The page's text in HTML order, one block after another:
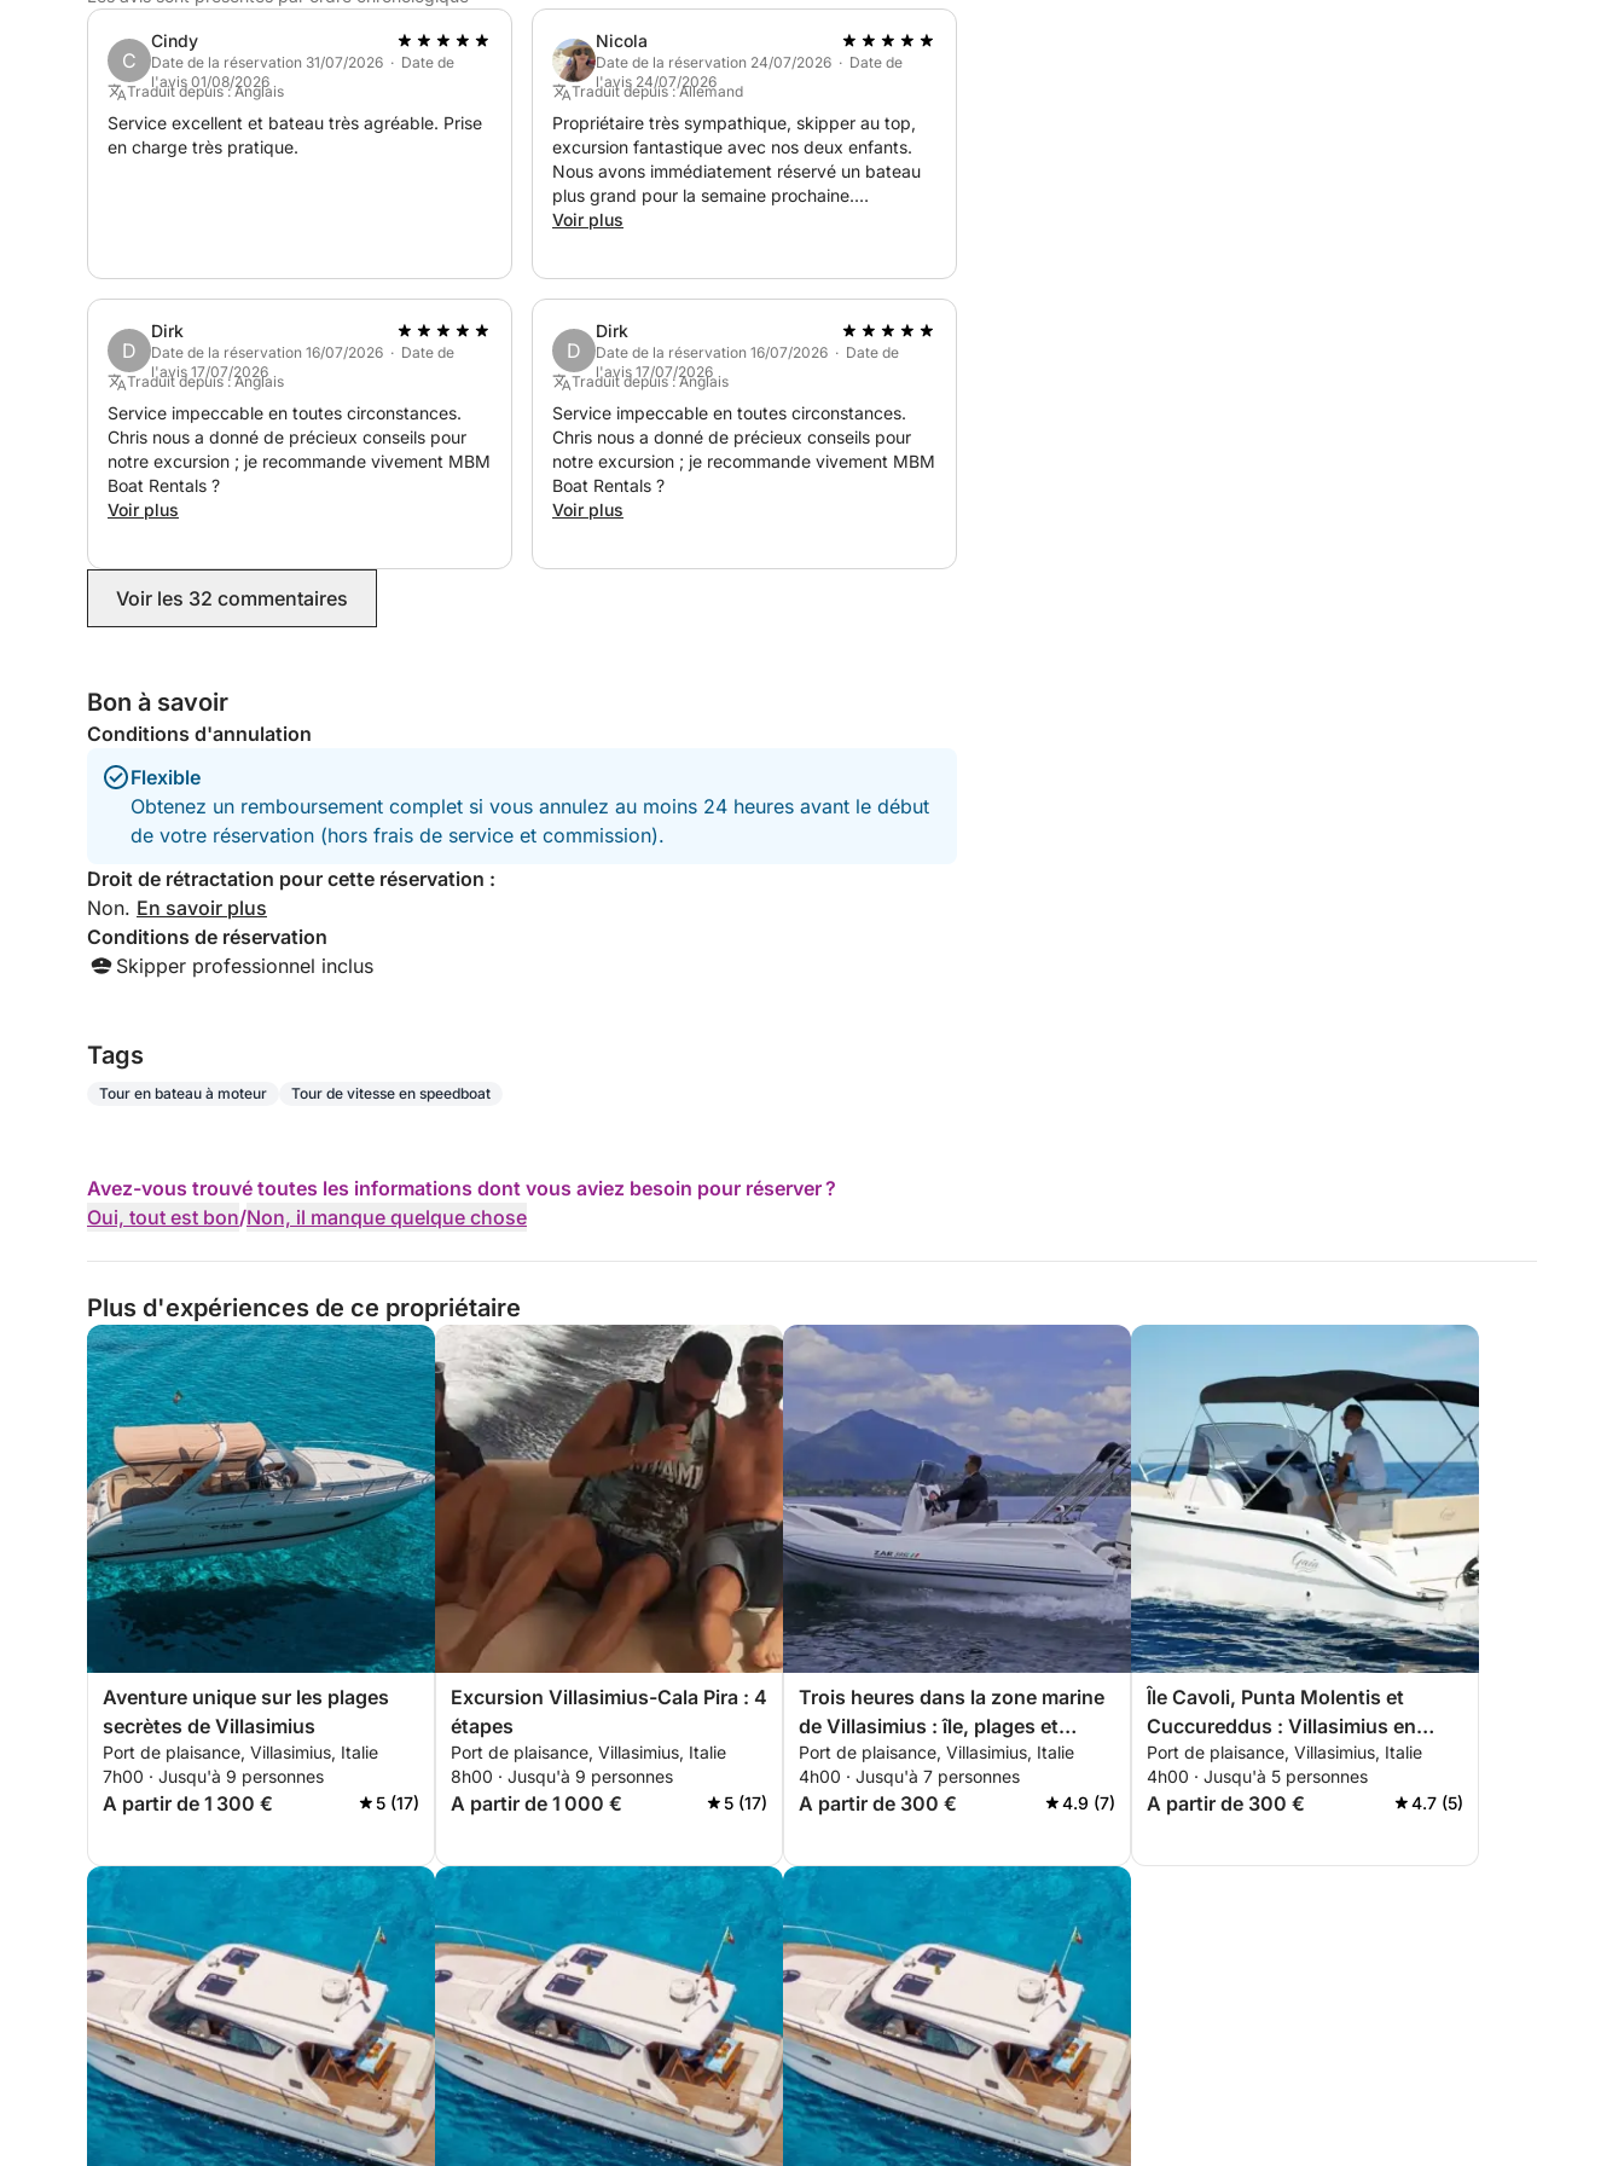
Après une escapade côtière rafraîchissante et pittoresque, ponctuée de baignades et de vues à
couper le souffle, l'excursion retourne à la marina de Villasimius, vous laissant des souvenirs
C
Cindy
Date de la réservation 31/07/2026 · Date de
l'avis 01/08/2026
Traduit depuis : Anglais
Service excellent et bateau très agréable. Prise
en charge très pratique.
Nicola
Date de la réservation 24/07/2026 · Date de
l'avis 24/07/2026
Traduit depuis : Allemand
Propriétaire très sympathique, skipper au top,
excursion fantastique avec nos deux enfants.
Nous avons immédiatement réservé un bateau
plus grand pour la semaine prochaine.
Beaucoup de place pour s'allonger, un plongeoir
Voir plus
D
Dirk
Date de la réservation 16/07/2026 · Date de
l'avis 17/07/2026
Traduit depuis : Anglais
Service impeccable en toutes circonstances.
Chris nous a donné de précieux conseils pour
notre excursion ; je recommande vivement MBM
Boat Rentals ?
Voir plus
D
Dirk
Date de la réservation 16/07/2026 · Date de
l'avis 17/07/2026
Traduit depuis : Anglais
Service impeccable en toutes circonstances.
Chris nous a donné de précieux conseils pour
notre excursion ; je recommande vivement MBM
Boat Rentals ?
Voir plus
Voir les 32 commentaires
Bon à savoir
Conditions d'annulation
Flexible
Obtenez un remboursement complet si vous annulez au moins 24 heures avant le début
de votre réservation (hors frais de service et commission).
Droit de rétractation pour cette réservation :
Non. En savoir plus
Conditions de réservation
Skipper professionnel inclus
Tags
Tour en bateau à moteur Tour de vitesse en speedboat
Avez-vous trouvé toutes les informations dont vous aviez besoin pour réserver ?
Oui, tout est bon/Non, il manque quelque chose
Plus d'expériences de ce propriétaire
Aventure unique sur les plages
secrètes de Villasimius
Port de plaisance, Villasimius, Italie
7h00 · Jusqu'à 9 personnes
A partir de 1 300 € 5 (17)
Excursion Villasimius-Cala Pira : 4
étapes
Port de plaisance, Villasimius, Italie
8h00 · Jusqu'à 9 personnes
A partir de 1 000 € 5 (17)
Trois heures dans la zone marine
de Villasimius : île, plages et
criques secrètes
Port de plaisance, Villasimius, Italie
4h00 · Jusqu'à 7 personnes
A partir de 300 € 4.9 (7)
Île Cavoli, Punta Molentis et
Cuccureddus : Villasimius en
quelques heures
Port de plaisance, Villasimius, Italie
4h00 · Jusqu'à 5 personnes
A partir de 300 € 4.7 (5)